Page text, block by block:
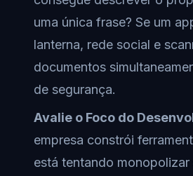
uma única frase? Se um
lanterna, rede social e
documentos
de segurança.
Avalie o Foco do
empresa constrói
está tentando monopolizar